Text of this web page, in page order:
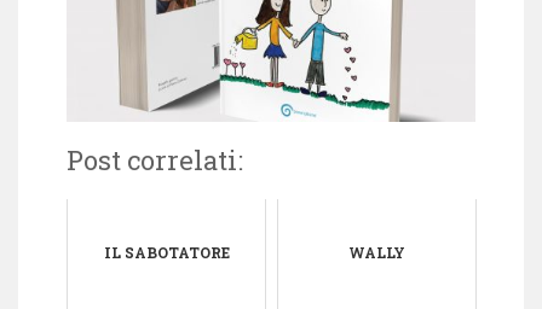
Post correlati:
IL SABOTATORE WALLY